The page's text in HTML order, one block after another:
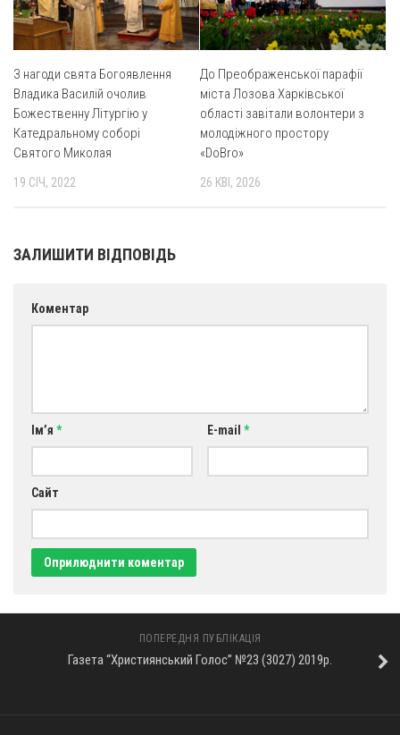
З нагоди свята Богоявлення
Владика Василій очолив
Божественну Літургію у
Катедральному соборі
Святого Миколая
19 СІЧ, 2022
До Преображенської парафії
міста Лозова Харківської
області завітали волонтери з
молодіжного простору
«DoBro»
26 КВІ, 2026
ЗАЛИШИТИ ВІДПОВІДЬ
Коментар
Ім’я * E-mail *
Сайт
ПОПЕРЕДНЯ ПУБЛІКАЦІЯ
Газета “Християнський Голос” №23 (3027) 2019р.